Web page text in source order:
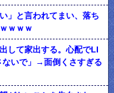
」と言われてまい、落ち
ｗｗｗ
して家出する。心配でLI
ないで」→面倒くさすぎる